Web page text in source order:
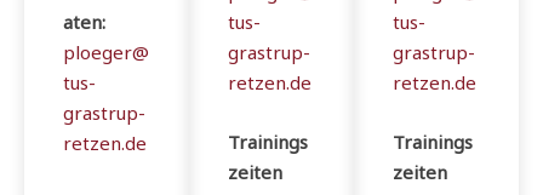
aten:
ploeger@
tus-
grastrup-
retzen.de
tus-
grastrup-
retzen.de
Trainings
zeiten
tus-
grastrup-
retzen.de
Trainings
zeiten